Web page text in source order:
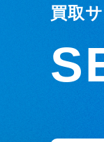
買取